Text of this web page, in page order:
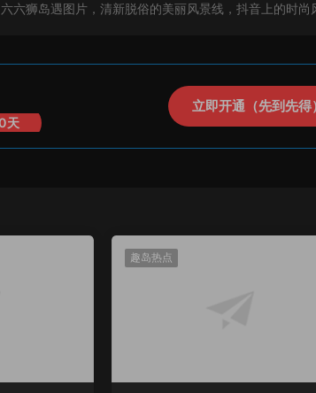
六六狮岛遇图片，清新脱俗的美丽风景线，抖音上的时尚
天
立即开通（先到先得
趣岛热点